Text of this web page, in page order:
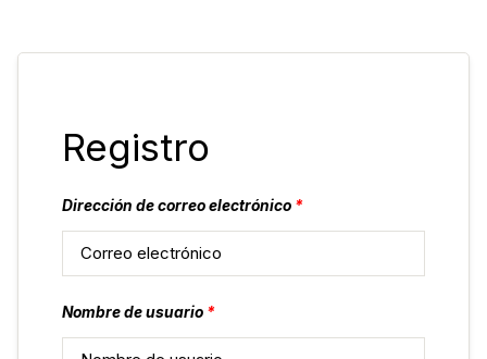
Registro
Dirección de correo electrónico *
Nombre de usuario *